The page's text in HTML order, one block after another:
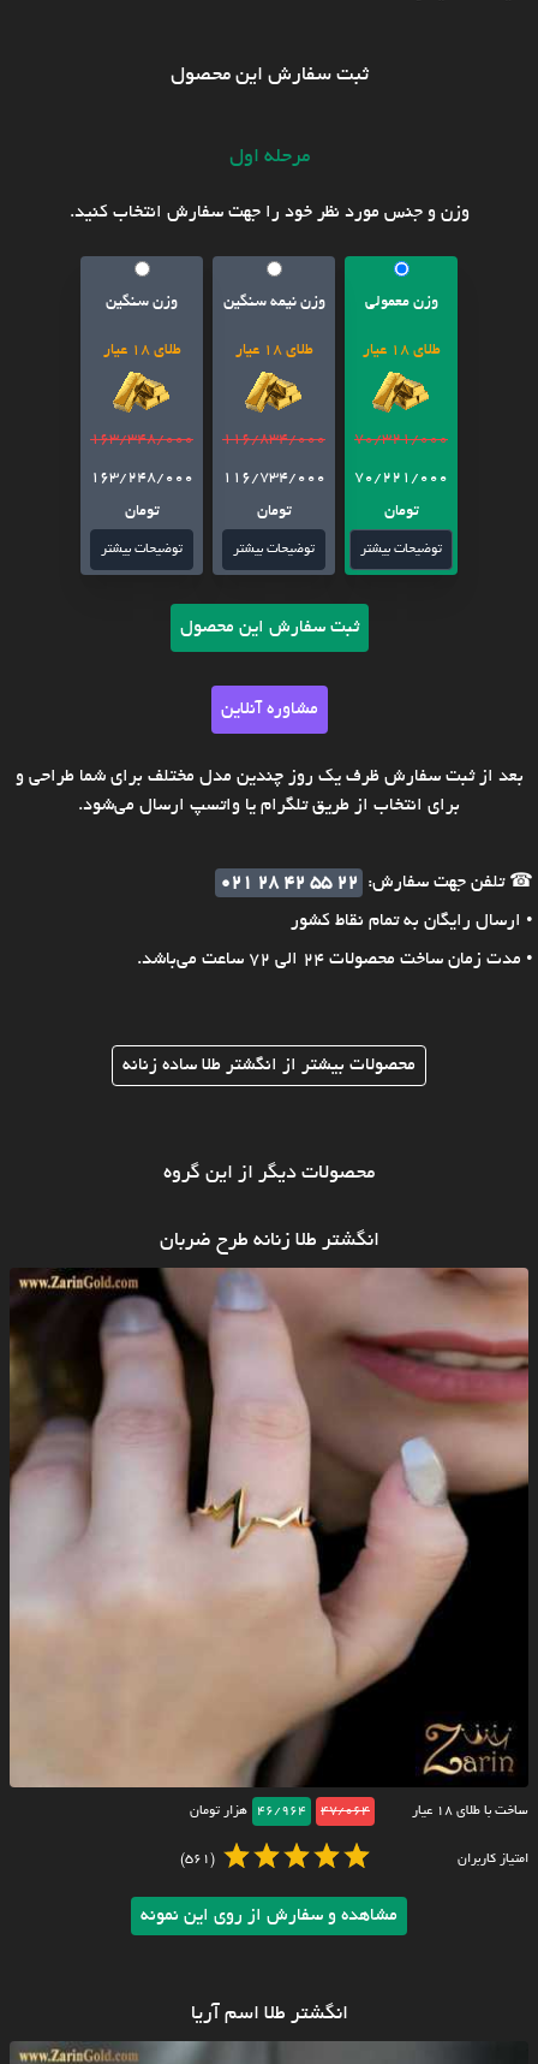
ثبت سفارش این محصول
مرحله اول
وزن و جنس مورد نظر خود را جهت سفارش انتخاب کنید.
وزن معمولی
طلای 18 عیار
70/321/000
70/221/000
تومان
توضیحات بیشتر
وزن نیمه سنگین
طلای 18 عیار
116/834/000
116/734/000
تومان
توضیحات بیشتر
وزن سنگین
طلای 18 عیار
163/348/000
163/248/000
تومان
توضیحات بیشتر
ثبت سفارش این محصول
مشاوره آنلاین
بعد از ثبت سفارش ظرف یک روز چندین مدل مختلف برای شما طراحی و
برای انتخاب از طریق تلگرام یا واتسپ ارسال می‌شود.
☎ تلفن جهت سفارش:
021 28 42 55 22
• ارسال رایگان به تمام نقاط کشور
• مدت زمان ساخت محصولات 24 الی 72 ساعت می‌باشد.
محصولات بیشتر از انگشتر طلا ساده زنانه
محصولات دیگر از این گروه
انگشتر طلا زنانه طرح ضربان
ساخت با طلای ۱۸ عیار 47/064
46/964 هزار تومان
امتیاز کاربران (561)
مشاهده و سفارش از روی این نمونه
انگشتر طلا اسم آریا